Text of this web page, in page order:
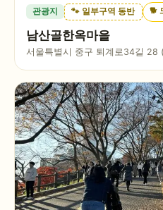
관광지 🐾 일부구역 동반 🐕
남산골한옥마을
서울특별시 중구 퇴계로34길 28